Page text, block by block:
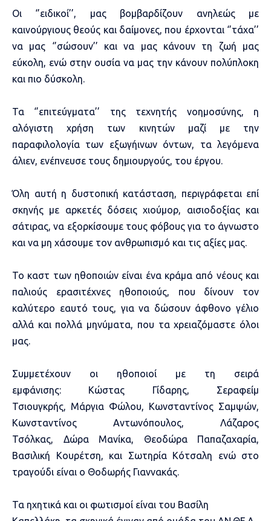
Οι ‘’ειδικοί’’, μας βομβαρδίζουν ανηλεώς με
καινούργιους θεούς και δαίμονες, που έρχονται ‘’τάχα’’
να μας ‘’σώσουν’’ και να μας κάνουν τη ζωή μας
εύκολη, ενώ στην ουσία να μας την κάνουν πολύπλοκη
και πιο δύσκολη.
Τα ‘’επιτεύγματα’’ της τεχνητής νοημοσύνης, η
αλόγιστη χρήση των κινητών μαζί με την
παραφιλολογία των εξωγήινων όντων, τα λεγόμενα
άλιεν, ενέπνευσε τους δημιουργούς, του έργου.
Όλη αυτή η δυστοπική κατάσταση, περιγράφεται επί
σκηνής με αρκετές δόσεις χιούμορ, αισιοδοξίας και
σάτιρας, να εξορκίσουμε τους φόβους για το άγνωστο
και να μη χάσουμε τον ανθρωπισμό και τις αξίες μας.
Το καστ των ηθοποιών είναι ένα κράμα από νέους και
παλιούς ερασιτέχνες ηθοποιούς, που δίνουν τον
καλύτερο εαυτό τους, για να δώσουν άφθονο γέλιο
αλλά και πολλά μηνύματα, που τα χρειαζόμαστε όλοι
μας.
Συμμετέχουν οι ηθοποιοί με τη σειρά
εμφάνισης: Κώστας Γίδαρης, Σεραφείμ
Τσιουγκρής, Μάργια Φώλου, Κωνσταντίνος Σαμψών,
Κωνσταντίνος Αντωνόπουλος, Λάζαρος
Τσόλκας, Δώρα Μανίκα, Θεοδώρα Παπαζαχαρία,
Βασιλική Κουρέτση, και Σωτηρία Κότσαλη ενώ στο
τραγούδι είναι ο Θοδωρής Γιαννακάς.
Τα ηχητικά και οι φωτισμοί είναι του Βασίλη